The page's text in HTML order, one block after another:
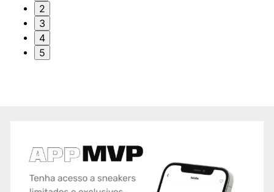
2
3
4
5